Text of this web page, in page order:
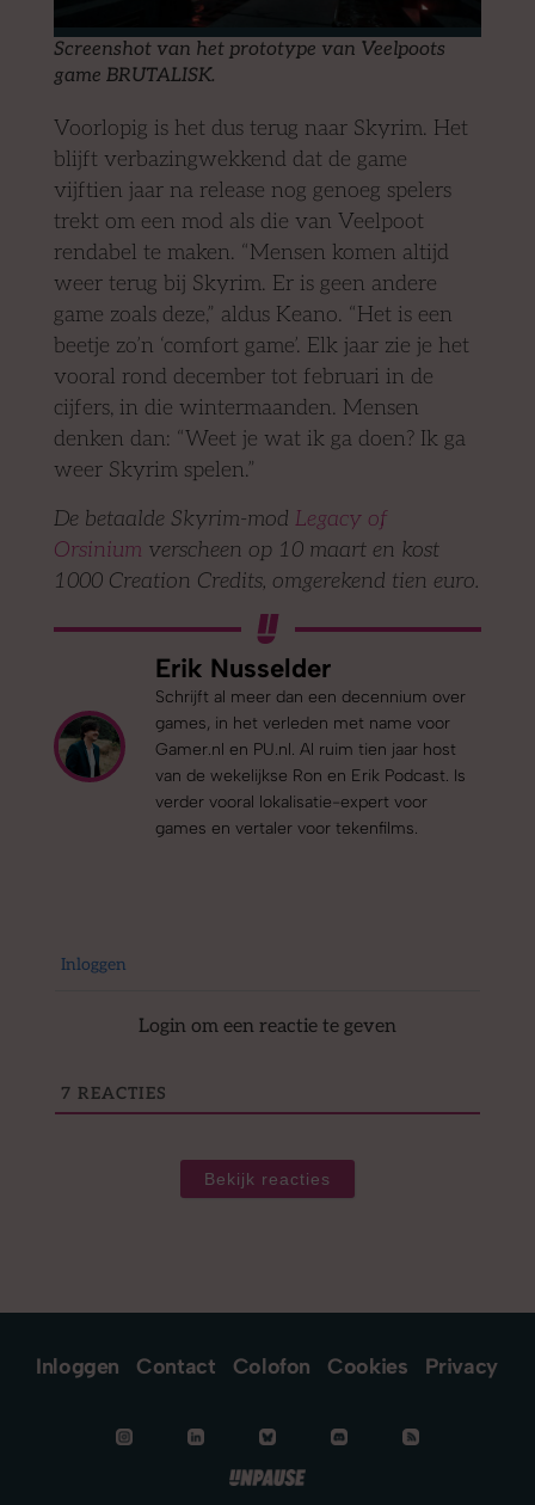
Screenshot van het prototype van Veelpoots
game BRUTALISK.
Voorlopig is het dus terug naar Skyrim. Het
blijft verbazingwekkend dat de game
vijftien jaar na release nog genoeg spelers
trekt om een mod als die van Veelpoot
rendabel te maken. “Mensen komen altijd
weer terug bij Skyrim. Er is geen andere
game zoals deze,” aldus Keano. “Het is een
beetje zo’n ‘comfort game’. Elk jaar zie je het
vooral rond december tot februari in de
cijfers, in die wintermaanden. Mensen
denken dan: “Weet je wat ik ga doen? Ik ga
weer Skyrim spelen.”
De betaalde Skyrim-mod Legacy of
Orsinium verscheen op 10 maart en kost
1000 Creation Credits, omgerekend tien euro.
Erik Nusselder
Schrijft al meer dan een decennium over
games, in het verleden met name voor
Gamer.nl en PU.nl. Al ruim tien jaar host
van de wekelijkse Ron en Erik Podcast. Is
verder vooral lokalisatie-expert voor
games en vertaler voor tekenfilms.
Inloggen
Login om een reactie te geven
7 REACTIES
Bekijk reacties
Inloggen Contact Colofon Cookies Privacy